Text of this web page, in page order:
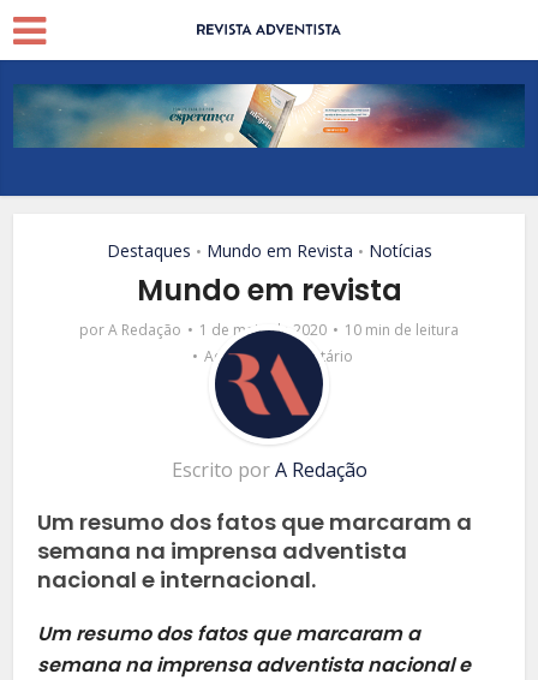
Destaques • Mundo em Revista • Notícias
Mundo em revista
porA Redação 1 de maio de 2020
10 min de leitura
Adicionar comentário
Escrito porA Redação
Um resumo dos fatos que marcaram a
semana na imprensa adventista
nacional e internacional.
Um resumo dos fatos que marcaram a
semana na imprensa adventista nacional e